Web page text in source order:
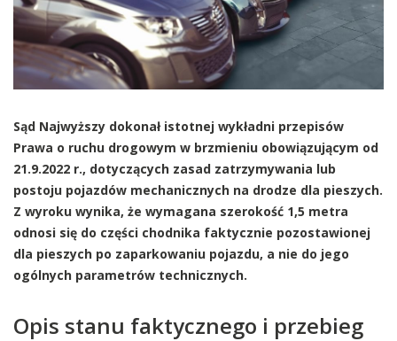
Sąd Najwyższy dokonał istotnej wykładni przepisów
Prawa o ruchu drogowym w brzmieniu obowiązującym od
21.9.2022 r., dotyczących zasad zatrzymywania lub
postoju pojazdów mechanicznych na drodze dla pieszych.
Z wyroku wynika, że wymagana szerokość 1,5 metra
odnosi się do części chodnika faktycznie pozostawionej
dla pieszych po zaparkowaniu pojazdu, a nie do jego
ogólnych parametrów technicznych.
Opis stanu faktycznego i przebieg